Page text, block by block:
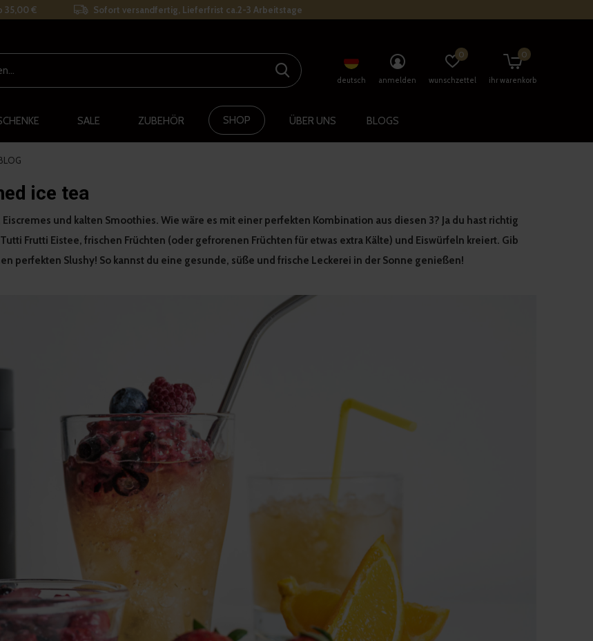
SALE ZUBEHÖR SHOP ÜBER UNS BLOGS
deutsch anmelden wunschzettel
0
ihr warenkorb
0
35,00 € Sofort versandfertig, Lieferfrist ca.2-3 Arbeitstage
ice tea
und kalten Smoothies. Wie wäre es mit einer perfekten Kombination aus diesen 3? Ja du hast richtig
Frutti Eistee, frischen Früchten (oder gefrorenen Früchten für etwas extra Kälte) und Eiswürfeln kreiert. Gib
perfekten Slushy! So kannst du eine gesunde, süße und frische Leckerei in der Sonne genießen!